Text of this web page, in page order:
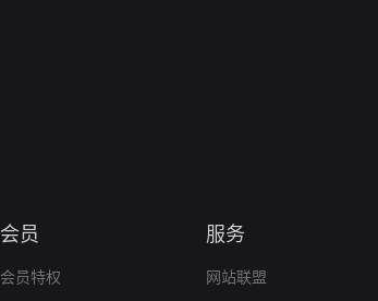
会员
会员特权
服务
网站联盟